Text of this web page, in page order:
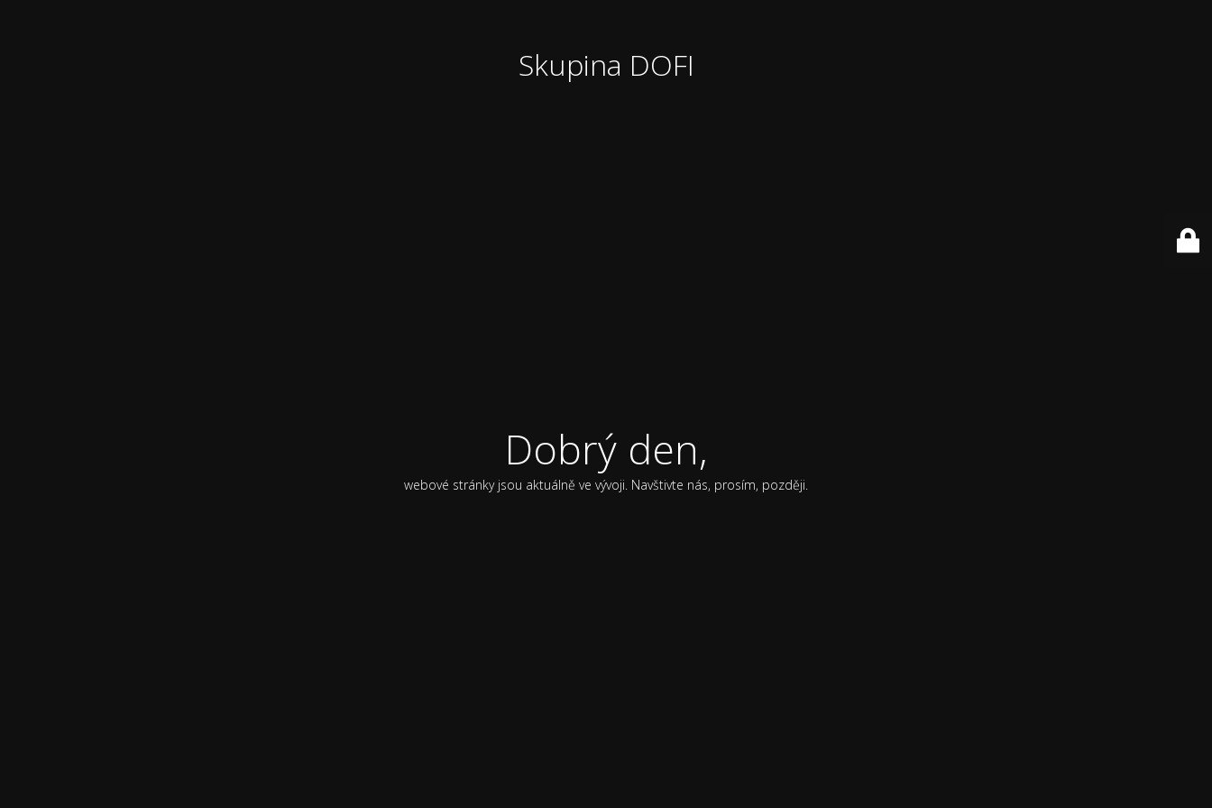
Skupina DOFI
Dobrý den,
webové stránky jsou aktuálně ve vývoji. Navštivte nás, prosím, později.